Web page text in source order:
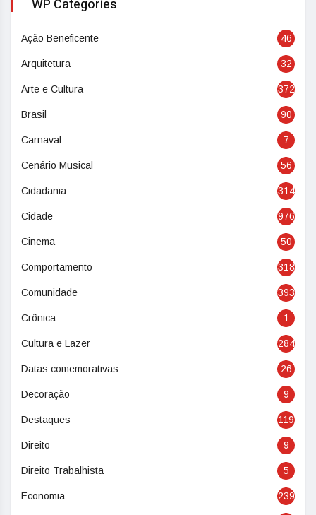
WP Categories
Ação Beneficente 46
Arquitetura 32
Arte e Cultura 372
Brasil 90
Carnaval 7
Cenário Musical 56
Cidadania 314
Cidade 976
Cinema 50
Comportamento 318
Comunidade 393
Crônica 1
Cultura e Lazer 284
Datas comemorativas 26
Decoração 9
Destaques 119
Direito 9
Direito Trabalhista 5
Economia 239